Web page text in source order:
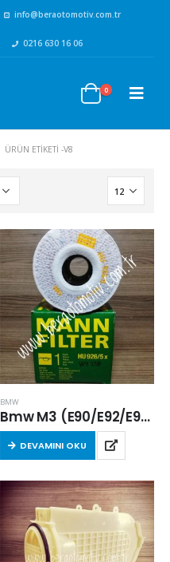
info@beraotomotiv.com.tr
0216 630 16 06
0
ÜRÜN ETIKETI -V8
BMW
Bmw M3 (E90/E92/E93) 2007-2013 Arası4.0 V8 Benzinli Yağ Filtresi
DEVAMINI OKU